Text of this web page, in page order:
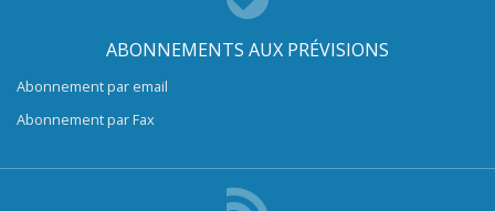
ABONNEMENTS AUX PRÉVISIONS
Abonnement par email
Abonnement par Fax